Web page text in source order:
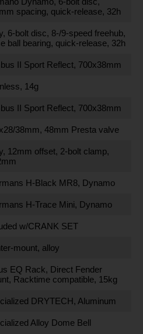
spacing, quick-release, 32h
6-bolt disc, 8-/9-speed freehub,
ball bearing, quick-release, 32h
II Sport Reflect, 700x38mm
14g
II Sport Reflect, 700x38mm
38mm, 48mm Presta valve
12mm offset, 2-bolt clamp,
H-Black MR8, Dynamo
H-Trace Mini, Dynamo
w/CRANK SET
mount, alloy
EQ Rack, Direct Fender
Racktime compatible, 15kg
DRYTECH, Aluminum
Alloy Dome Bell